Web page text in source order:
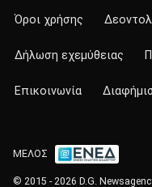
Όροι χρήσης
Δήλωση εχεμύθειας
Επικοινωνία
ΜΕΛΟΣ
© 2015 - 2026 D.G.